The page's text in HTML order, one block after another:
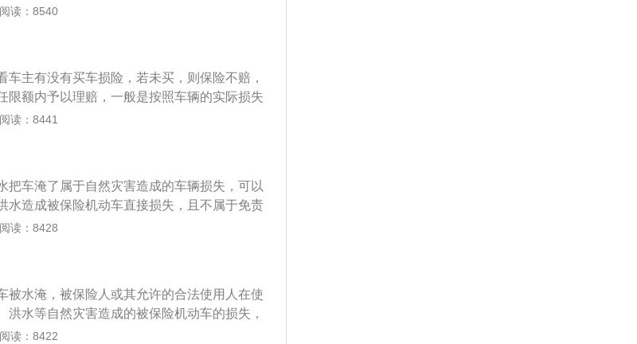
人身伤亡或财产损失负赔偿责任的一种商业
遍性的社会危险；另一方面，许多国家将包括
任列入强制保险的范围。因此，机动车辆保险
险业务。
阅读：8540
车主有没有买车损险，若未买，则保险不赔，
限额内予以理赔，一般是按照车辆的实际损失
险：车损险是指被保险人或其允许的驾驶员
按照保险新条款购买车险的车主，车辆被淹
付。而在保险新条款生效之前购买车险的车
阅读：8441
把车淹了属于自然灾害造成的车辆损失，可以
水造成被保险机动车直接损失，且不属于免责
额内负责赔偿。以下是关于车子的相关介
免受车内细菌的危害。空调滤网：车主也应
个原厂的空调滤芯使用寿命是两万到三万公
量较差的路面就要适时缩短更换周期。被雨淋
污泥积存，容易使潮气藏匿在底盘内部，导致
阅读：8428
被水淹，被保险人或其允许的合法使用人在使
洪水等自然灾害造成的被保险机动车的损失，
绍：水淹车：是指车辆在自然灾害中被水淹
阅读：8422